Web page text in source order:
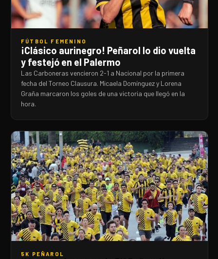
FÚTBOL FEMENINO
¡Clásico aurinegro! Peñarol lo dio vuelta
y festejó en el Palermo
Las Carboneras vencieron 2-1 a Nacional por la primera
fecha del Torneo Clausura. Micaela Domínguez y Lorena
Graña marcaron los goles de una victoria que llegó en la
hora.
5K PEÑAROL